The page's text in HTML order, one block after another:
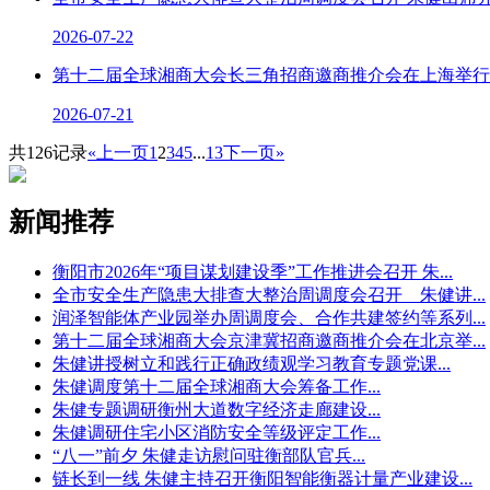
2026-07-22
第十二届全球湘商大会长三角招商邀商推介会在上海举
2026-07-21
共126记录«上一页1 2345...13下一页»
新闻推荐
衡阳市2026年“项目谋划建设季”工作推进会召开 朱...
全市安全生产隐患大排查大整治周调度会召开 朱健讲...
润泽智能体产业园举办周调度会、合作共建签约等系列 ...
第十二届全球湘商大会京津冀招商邀商推介会在北京举...
朱健讲授树立和践行正确政绩观学习教育专题党课...
朱健调度第十二届全球湘商大会筹备工作...
朱健专题调研衡州大道数字经济走廊建设...
朱健调研住宅小区消防安全等级评定工作...
“八一”前夕 朱健走访慰问驻衡部队官兵...
链长到一线 朱健主持召开衡阳智能衡器计量产业建设...